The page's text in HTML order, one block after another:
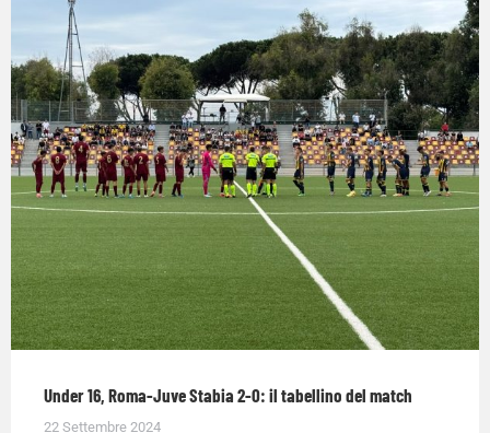
Under 16, Roma-Juve Stabia 2-0: il tabellino del match
22 Settembre 2024